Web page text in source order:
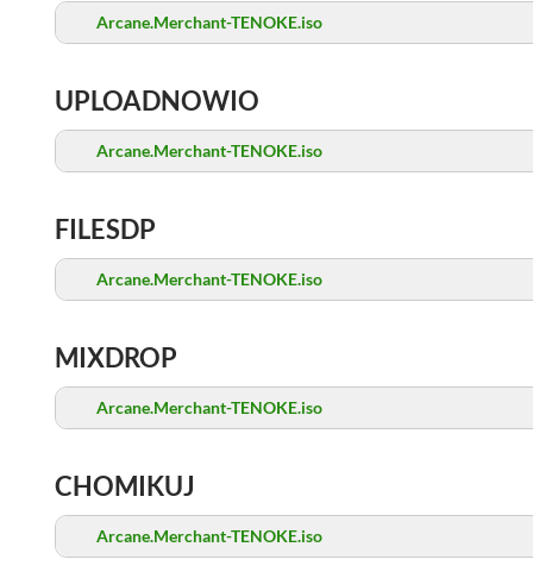
Arcane.Merchant-TENOKE.iso
UPLOADNOWIO
Arcane.Merchant-TENOKE.iso
FILESDP
Arcane.Merchant-TENOKE.iso
MIXDROP
Arcane.Merchant-TENOKE.iso
CHOMIKUJ
Arcane.Merchant-TENOKE.iso